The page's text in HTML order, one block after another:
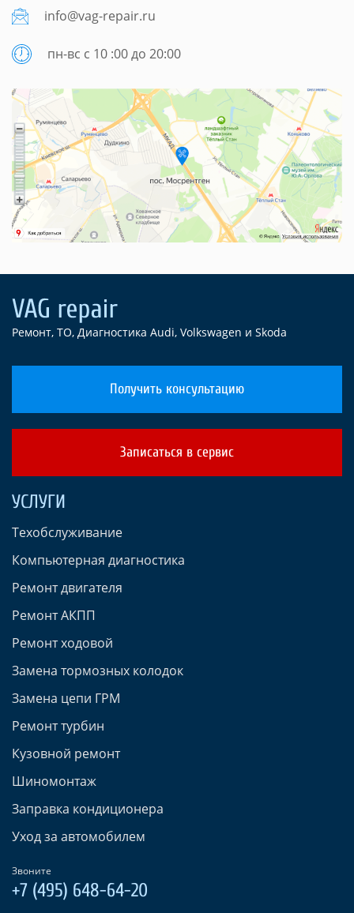
info@vag-repair.ru
пн-вс с 10 :00 до 20:00
Ремонт, ТО, Диагностика Audi, Volkswagen и Skoda
Получить консультацию
Записаться в сервис
УСЛУГИ
Техобслуживание
Компьютерная диагностика
Ремонт двигателя
Ремонт АКПП
Ремонт ходовой
Замена тормозных колодок
Замена цепи ГРМ
Ремонт турбин
Кузовной ремонт
Шиномонтаж
Заправка кондиционера
Уход за автомобилем
Звоните
+7 (495) 648-64-20